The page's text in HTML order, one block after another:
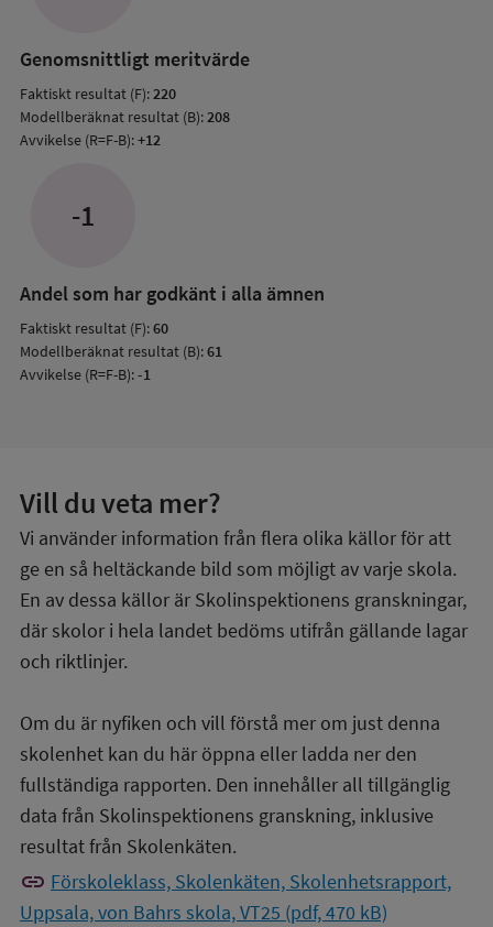
Genomsnittligt meritvärde
Faktiskt resultat (F):220
Modellberäknat resultat (B):208
Avvikelse (R=F-B):+12
-1
Andel som har godkänt i alla ämnen
Faktiskt resultat (F):60
Modellberäknat resultat (B):61
Avvikelse (R=F-B):-1
Vill du veta mer?
Vi använder information från flera olika källor för att
ge en så heltäckande bild som möjligt av varje skola.
En av dessa källor är Skolinspektionens granskningar,
där skolor i hela landet bedöms utifrån gällande lagar
och riktlinjer.
Om du är nyfiken och vill förstå mer om just denna
skolenhet kan du här öppna eller ladda ner den
fullständiga rapporten. Den innehåller all tillgänglig
data från Skolinspektionens granskning, inklusive
resultat från Skolenkäten.
link Förskoleklass, Skolenkäten, Skolenhetsrapport,
Uppsala, von Bahrs skola, VT25 (pdf, 470 kB)